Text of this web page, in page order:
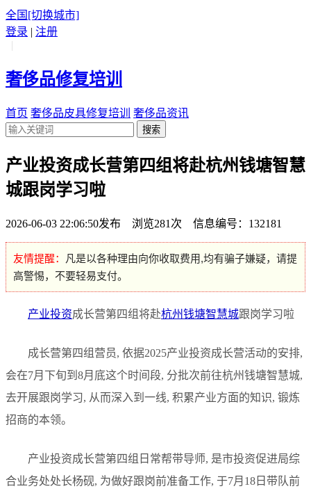
全国 [切换城市]
登录 | 注册
|
奢侈品修复培训
首页 奢侈品皮具修复培训 奢侈品资讯
搜索
产业投资成长营第四组将赴杭州钱塘智慧
城跟岗学习啦
2026-06-03 22:06:50发布 浏览281次 信息编号：132181
友情提醒：
凡是以各种理由向你收取费用,均有骗子嫌疑，请提
高警惕，不要轻易支付。
产业投资成长营第四组将赴杭州钱塘智慧城跟岗学习啦
成长营第四组营员, 依据2025产业投资成长营活动的安排,
会在7月下旬到8月底这个时间段, 分批次前往杭州钱塘智慧城,
去开展跟岗学习, 从而深入到一线, 积累产业方面的知识, 锻炼
招商的本领。
产业投资成长营第四组日常帮带导师, 是市投资促进局综
合业务处处长杨砚, 为做好跟岗前准备工作, 于7月18日带队前